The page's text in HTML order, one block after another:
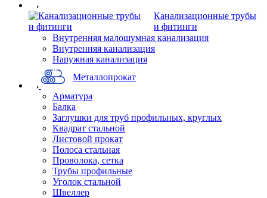
Канализационные трубы
и фитинги
Внутренняя малошумная канализация
Внутренняя канализация
Наружная канализация
Металлопрокат
Арматура
Балка
Заглушки для труб профильных, круглых
Квадрат стальной
Листовой прокат
Полоса стальная
Проволока, сетка
Трубы профильные
Уголок стальной
Швеллер